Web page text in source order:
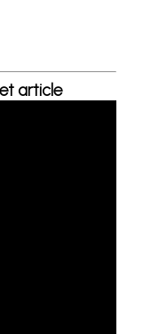
article